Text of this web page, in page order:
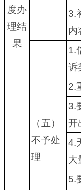
度办
理结
果
3.
内
（五）
不予处
理
1.
诉
2.
3.
开
4.
大
5.